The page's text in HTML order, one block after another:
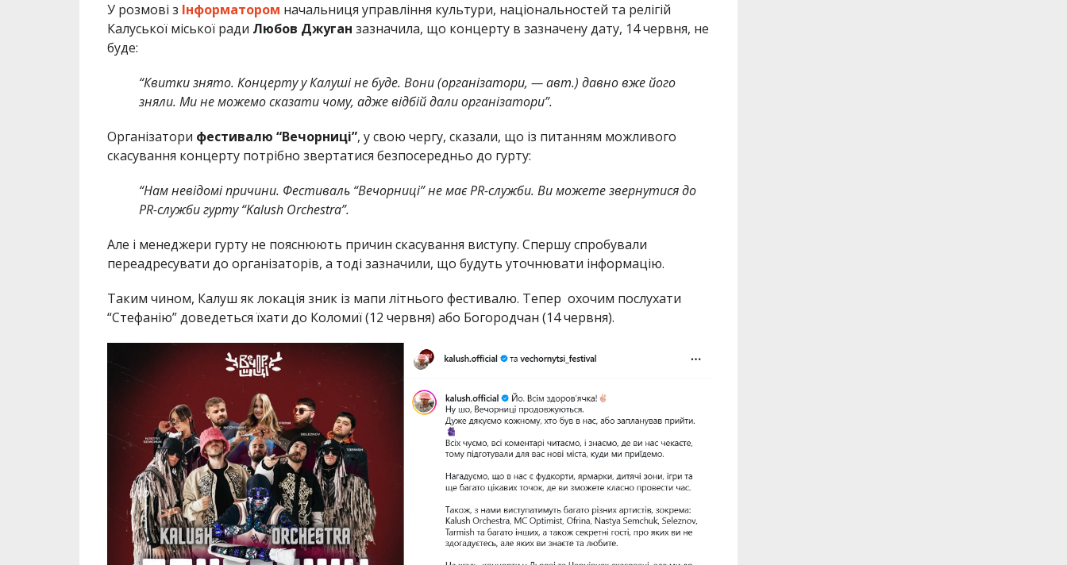
У розмові з Інформатором начальниця управління культури, національностей та релігій
Калуської міської ради Любов Джуган зазначила, що концерту в зазначену дату, 14 червня, не
буде:
“Квитки знято. Концерту у Калуші не буде. Вони (організатори, — авт.) давно вже його
зняли. Ми не можемо сказати чому, адже відбій дали організатори”.
Організатори фестивалю “Вечорниці”, у свою чергу, сказали, що із питанням можливого
скасування концерту потрібно звертатися безпосередньо до гурту:
“Нам невідомі причини. Фестиваль “Вечорниці” не має PR-служби. Ви можете звернутися до
PR-служби гурту “Kalush Orchestra”.
Але і менеджери гурту не пояснюють причин скасування виступу. Спершу спробували
переадресувати до організаторів, а тоді зазначили, що будуть уточнювати інформацію.
Таким чином, Калуш як локація зник із мапи літнього фестивалю. Тепер охочим послухати
“Стефанію” доведеться їхати до Коломиї (12 червня) або Богородчан (14 червня).